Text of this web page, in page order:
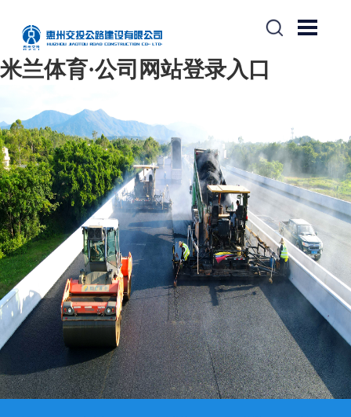
米兰体育·公司网站登录入口